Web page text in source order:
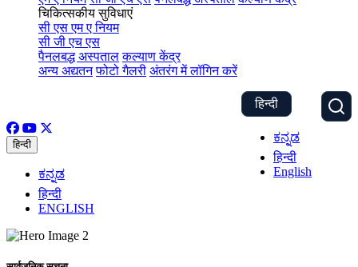
चिकित्सकीय सुविधाएं
सी एस एम ए नियम
सी जी एच एस
पैनलबद्ध अस्पताल कल्याण केंद्र
अन्य अद्यतन फोटो गैलरी अंतरंग में लॉगिन करें
हिन्दी
ಕನ್ನಡ
हिन्दी
English
हिन्दी
ಕನ್ನಡ
हिन्दी
ENGLISH